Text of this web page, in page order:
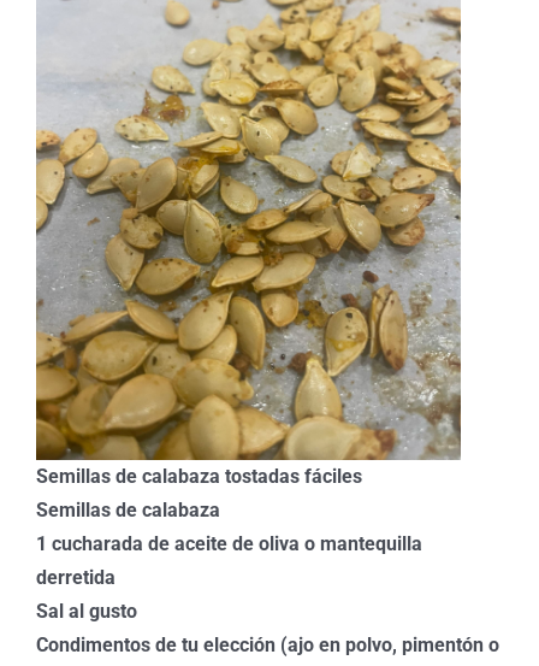
Semillas de calabaza tostadas fáciles
Semillas de calabaza
1 cucharada de aceite de oliva o mantequilla
derretida
Sal al gusto
Condimentos de tu elección (ajo en polvo, pimentón o